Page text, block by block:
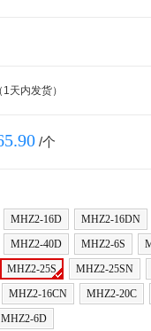
天内发货）
/个
MHZ2-16D MHZ2-16DN
MHZ2-40D MHZ2-6S
MHZ2-25S MHZ2-25SN
MHZ2-16CN MHZ2-20C
MHZ2-6D